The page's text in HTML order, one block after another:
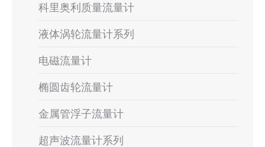
科里奥利质量流量计
液体涡轮流量计系列
电磁流量计
椭圆齿轮流量计
金属管浮子流量计
超声波流量计系列